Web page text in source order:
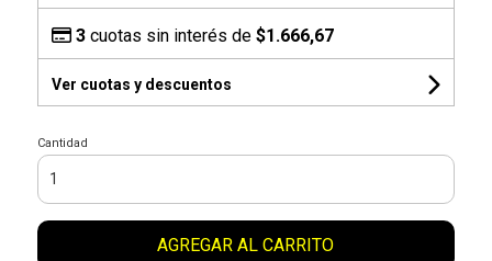
3cuotas sin interés de $1.666,67
Ver cuotas y descuentos
Cantidad
AGREGAR AL CARRITO